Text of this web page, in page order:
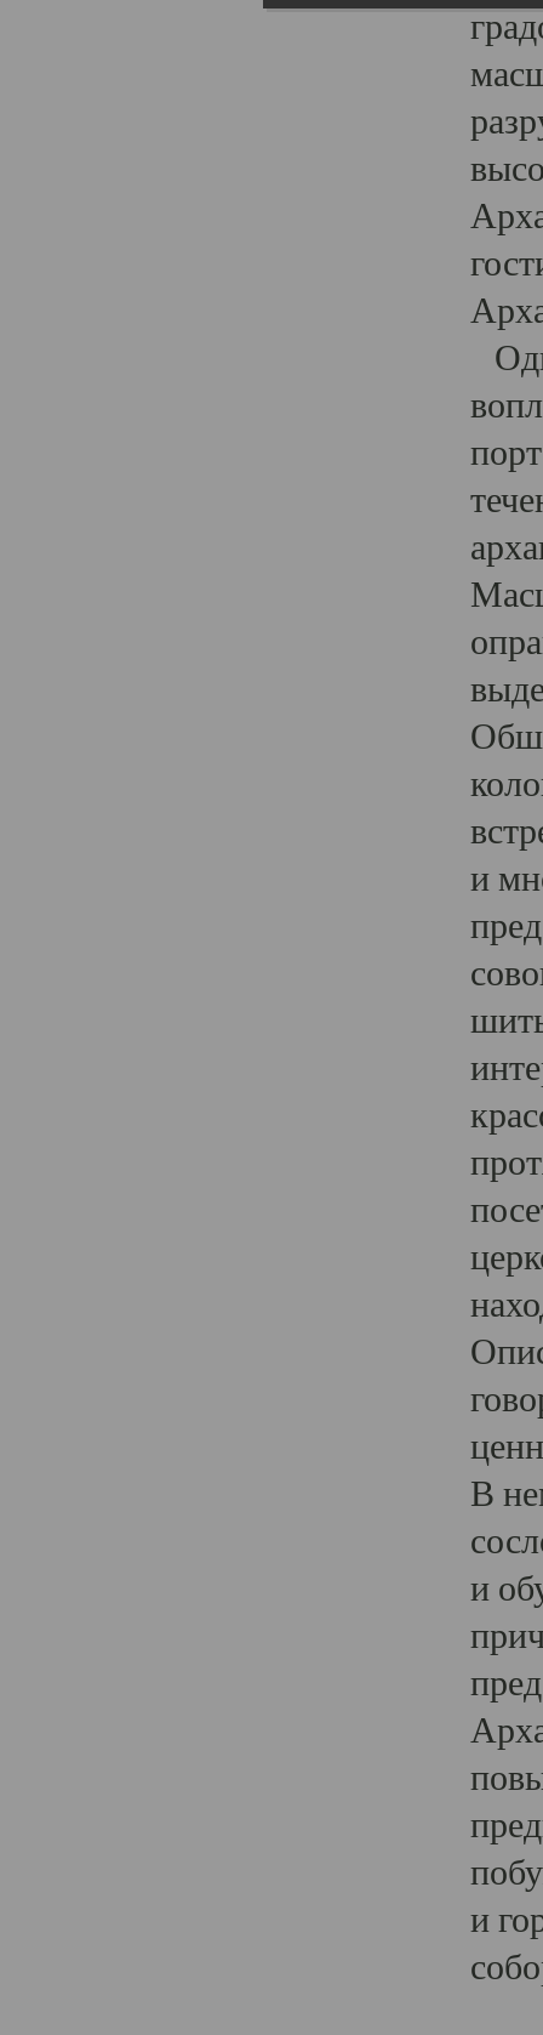
и
В
и
и